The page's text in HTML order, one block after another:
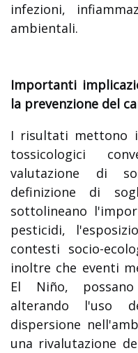
infezioni,
ambientali.
Importanti
la prevenzione del
I risultati mettono
tossicologici
valutazione di
definizione di
sottolineano
pesticidi,
contesti socio-
inoltre che eventi
El Niño, possano
alterando l'uso
dispersione
una rivalutazione